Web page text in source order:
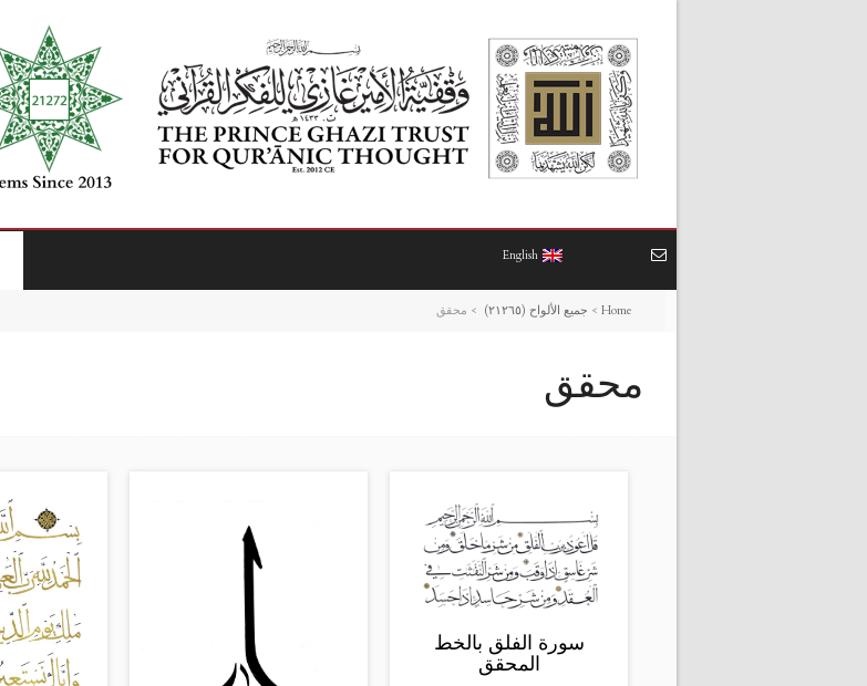
English
Home
> جميع الألواح (٢١٢٦٥) > محقق
محقق
سورة الفلق بالخط
المحقق